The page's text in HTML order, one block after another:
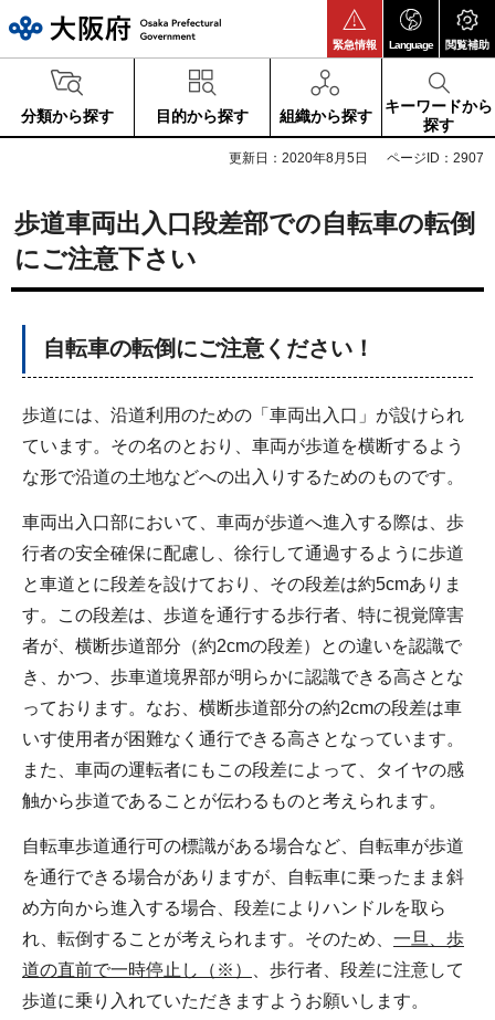
緊急情報 Language 閲覧補助
分類から探す 目的から探す 組織から探す
キーワードから
探す
更新日：2020年8月5日 ページID：2907
歩道車両出入口段差部での自転車の転倒
にご注意下さい
自転車の転倒にご注意ください！
歩道には、沿道利用のための「車両出入口」が設けられ
ています。その名のとおり、車両が歩道を横断するよう
な形で沿道の土地などへの出入りするためのものです。
車両出入口部において、車両が歩道へ進入する際は、歩
行者の安全確保に配慮し、徐行して通過するように歩道
と車道とに段差を設けており、その段差は約5cmありま
す。この段差は、歩道を通行する歩行者、特に視覚障害
者が、横断歩道部分（約2cmの段差）との違いを認識で
き、かつ、歩車道境界部が明らかに認識できる高さとな
っております。なお、横断歩道部分の約2cmの段差は車
いす使用者が困難なく通行できる高さとなっています。
また、車両の運転者にもこの段差によって、タイヤの感
触から歩道であることが伝わるものと考えられます。
自転車歩道通行可の標識がある場合など、自転車が歩道
を通行できる場合がありますが、自転車に乗ったまま斜
め方向から進入する場合、段差によりハンドルを取ら
れ、転倒することが考えられます。そのため、 一旦、歩
道の直前で一時停止し（※）
、歩行者、段差に注意して
歩道に乗り入れていただきますようお願いします。